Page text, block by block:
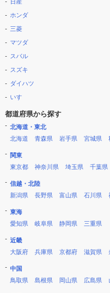
日産
ホンダ
三菱
マツダ
スバル
スズキ
ダイハツ
いすゞ
都道府県から探す
北海道・東北
北海道
青森県 岩手県 宮城県
関東
東京都
神奈川県 埼玉県 千葉県
信越・北陸
新潟県
長野県 富山県 石川県
東海
愛知県
岐阜県 静岡県 三重県
近畿
大阪府
兵庫県 京都府 滋賀県
中国
鳥取県
島根県 岡山県 広島県